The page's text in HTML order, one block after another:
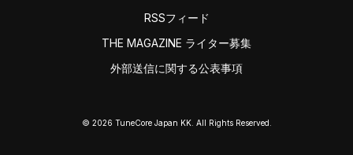
RSSフィード
THE MAGAZINE ライター募集
外部送信に関する公表事項
© 2026 TuneCore Japan KK. All Rights Reserved.